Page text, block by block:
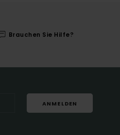
Brauchen Sie Hilfe?
ANMELDEN